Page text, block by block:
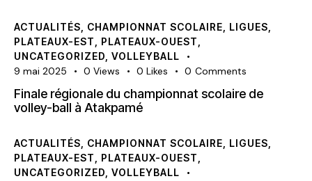
ACTUALITÉS CHAMPIONNAT SCOLAIRE LIGUES
PLATEAUX-EST
PLATEAUX-OUEST
UNCATEGORIZED VOLLEYBALL
9 mai 2025 0 Views 0 Likes 0 Comments
Finale régionale du championnat scolaire de
volley-ball à Atakpamé
ACTUALITÉS CHAMPIONNAT SCOLAIRE LIGUES
PLATEAUX-EST
PLATEAUX-OUEST
UNCATEGORIZED VOLLEYBALL